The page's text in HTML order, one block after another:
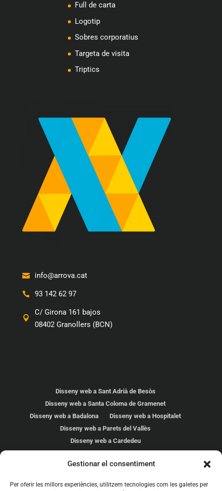
Gestionar el consentiment
Per oferir les millors experiències, utilitzem tecnologies com les galetes per
Full de carta
Logotip
Sobres corporatius
Targeta de visita
Triptics
info@arrova.cat
93 142 62 97
C/ Girona 161 bajos
08402 Granollers (BCN)
Disseny web a Sant Adrià de Besòs
Disseny web a Santa Coloma de Gramenet
Disseny web a Badalona
Disseny web a Hospitalet
Disseny web a Parets del Vallès
Disseny web a Cardedeu
Disseny web a Mollet del Vallés